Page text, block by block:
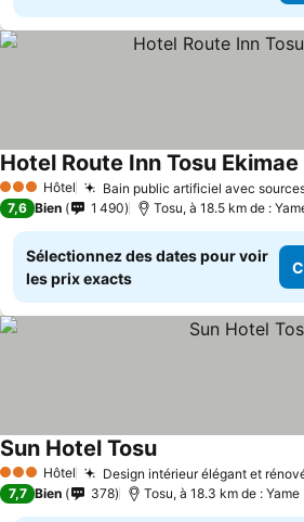
3 ÉtoilesHôtel Bain public artificiel avec
Hotel Route Inn Tosu Ekimae
7,6 Bien 1 490 Tosu, à 18.5 km de :
Sélectionnez des dates pour voir
les prix exacts
3 ÉtoilesHôtel Design intérieur élégant et
Sun Hotel TosuConsulter les prix
7,7 Bien 378 Tosu, à 18.3 km de : Yame